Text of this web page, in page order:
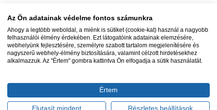
EGYÉB INFORMÁCIÓK
VÁSÁRLÓI INFORMÁCIÓK
Minden jog fenntartva. © Adatkezelés nyilvántartási száma NAIH-
Az Ön adatainak védelme fontos számunkra
Ahogy a legtöbb weboldal, a miénk is sütiket (cookie-kat) használ a nagyobb
felhasználói élmény érdekében. Ezt látogatóink adatainak elemzésére,
webhelyünk fejlesztésére, személyre szabott tartalom megjelenítésére és
nagyszerű webhely-élmény biztosítására, valamint célzott hirdetésekhez
alkalmazzuk. Az "Értem" gombra kattintva Ön elfogadja a sütik használatát.
Értem
Elutasít mindent Részletes beállítások